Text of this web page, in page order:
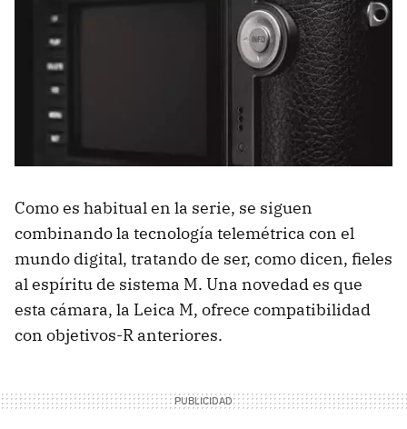
Como es habitual en la serie, se siguen
combinando la tecnología telemétrica con el
mundo digital, tratando de ser, como dicen, fieles
al espíritu de sistema M. Una novedad es que
esta cámara, la Leica M, ofrece compatibilidad
con objetivos-R anteriores.